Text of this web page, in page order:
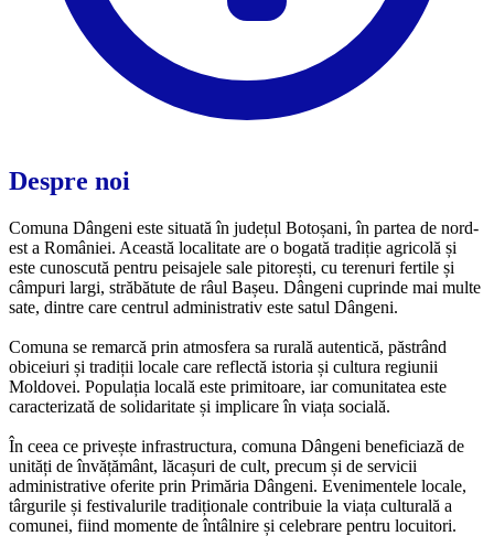
Despre noi
Comuna Dângeni este situată în județul Botoșani, în partea de nord-
est a României. Această localitate are o bogată tradiție agricolă și
este cunoscută pentru peisajele sale pitorești, cu terenuri fertile și
câmpuri largi, străbătute de râul Bașeu. Dângeni cuprinde mai multe
sate, dintre care centrul administrativ este satul Dângeni.
Comuna se remarcă prin atmosfera sa rurală autentică, păstrând
obiceiuri și tradiții locale care reflectă istoria și cultura regiunii
Moldovei. Populația locală este primitoare, iar comunitatea este
caracterizată de solidaritate și implicare în viața socială.
În ceea ce privește infrastructura, comuna Dângeni beneficiază de
unități de învățământ, lăcașuri de cult, precum și de servicii
administrative oferite prin Primăria Dângeni. Evenimentele locale,
târgurile și festivalurile tradiționale contribuie la viața culturală a
comunei, fiind momente de întâlnire și celebrare pentru locuitori.